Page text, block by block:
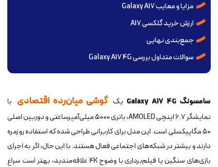
مزایا و معایب Galaxy A17
ارزش خرید گلکسی A17
جمع‌بندی نهایی
سوالات متداول بررسی Galaxy A17 4G
سامسونگ Galaxy A17 4G یک گوشی میان‌رده اقتصادی با
نمایشگر ۶.۷ اینچی AMOLED، باتری ۵۰۰۰ میلی‌آمپرساعتی و دوربین اصلی
۵۰ مگاپیکسلی است. این مدل برای کاربرانی طراحی شده که استفاده روزمره
دارند و بیشتر در شبکه‌های اجتماعی فعال هستند. با این حال، اگر به اجرای
بازی‌های سنگین یا فیلم‌برداری با وضوح 4K علاقه‌مندید، بهتر است سراغ